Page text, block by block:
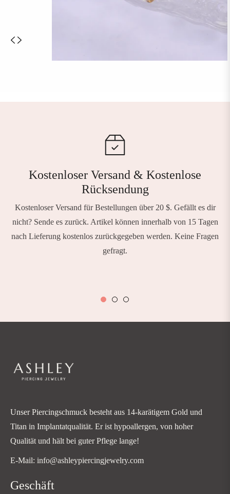
Kostenloser Versand & Kostenlose
Rücksendung
Kostenloser Versand für Bestellungen über 20 $. Gefällt es dir
nicht? Sende es zurück. Artikel können innerhalb von 15 Tagen
nach Lieferung kostenlos zurückgegeben werden. Keine Fragen
gefragt.
Unser Piercingschmuck besteht aus 14-karätigem Gold und
Titan in Implantatqualität. Er ist hypoallergen, von hoher
Qualität und hält bei guter Pflege lange!
E-Mail: info@ashleypiercingjewelry.com
Geschäft